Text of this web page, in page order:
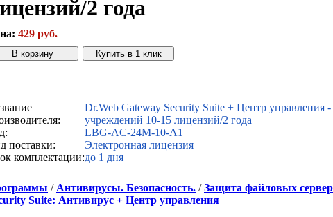
2 года
429 руб.
Dr.Web Gateway Security Suite + Центр управления
учреждений 10-15 лицензий/2 года
LBG-AC-24M-10-A1
поставки:
Электронная лицензия
комплектации:до 1 дня
/ Антивирусы. Безопасность. /Защита файловых
Suite: Антивирус + Центр управления